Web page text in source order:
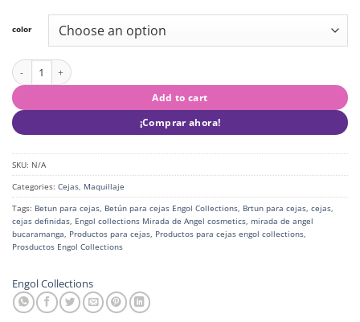
color
Betún para cejas Engol Collections quantity
Add to cart
¡Comprar ahora!
SKU: N/A
Categories: Cejas, Maquillaje
Tags: Betun para cejas, Betún para cejas Engol Collections, Brtun para cejas, cejas,
cejas definidas, Engol collections Mirada de Angel cosmetics, mirada de angel
bucaramanga, Productos para cejas, Productos para cejas engol collections,
Prosductos Engol Collections
Engol Collections